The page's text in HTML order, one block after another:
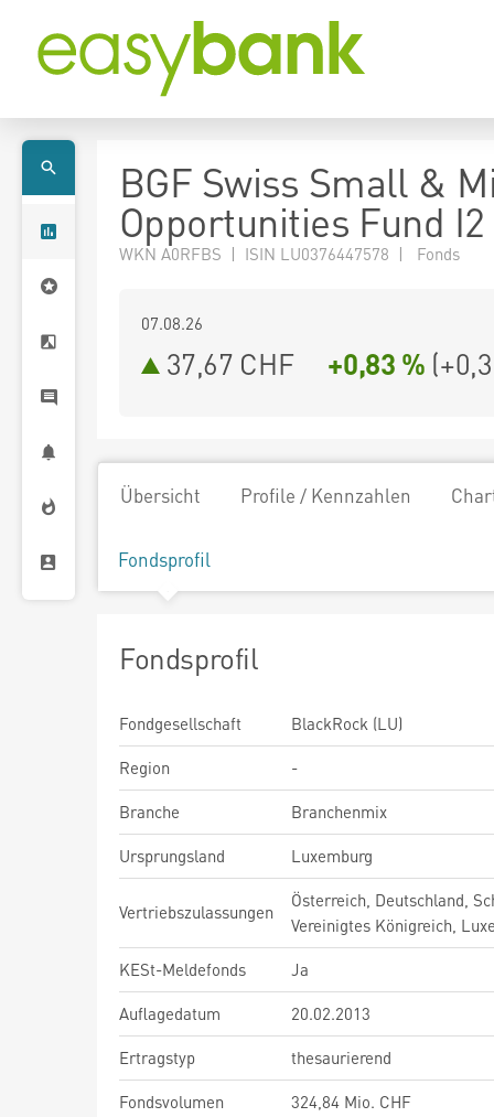
BGF Swiss Small &
Opportunities Fund I2
WKN A0RFBS | ISIN LU0376447578 | Fonds
07.08.26
37,67 CHF +0,83 % (
Übersicht Profile / Kennzahlen
Fondsprofil
Fondsprofil
Fondgesellschaft
BlackRock (LU)
Region
-
Branche
Branchenmix
Ursprungsland
Luxemburg
Vertriebszulassungen
Österreich, Deutschland,
Vereinigtes Königreich,
KESt-Meldefonds
Ja
Auflagedatum
20.02.2013
Ertragstyp
thesaurierend
Fondsvolumen
324,84 Mio. CHF